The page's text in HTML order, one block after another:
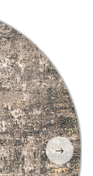
→